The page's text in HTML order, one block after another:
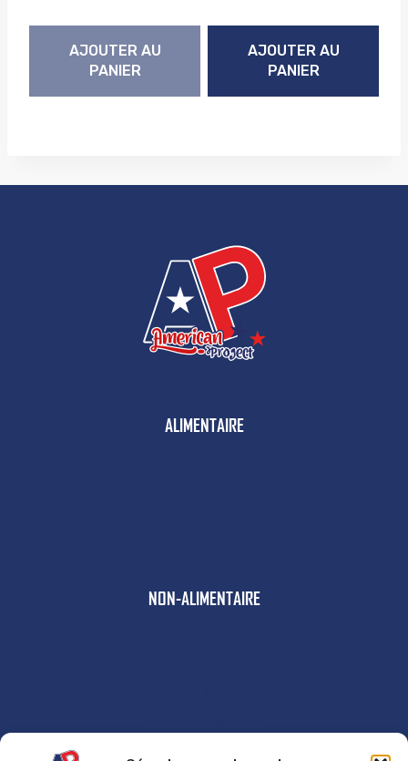
AJOUTER AU
PANIER
AJOUTER AU
PANIER
ALIMENTAIRE
NON-ALIMENTAIRE